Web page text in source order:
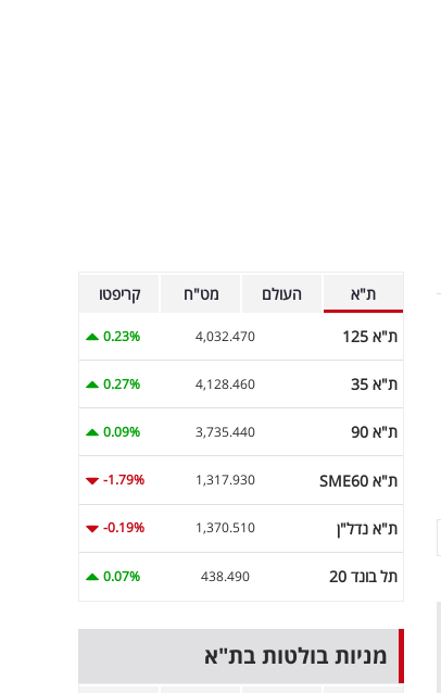
ת"א העולם מט"ח קריפטו
ת"א 125 4,032.470
0.23%
ת"א 35 4,128.460
0.27%
ת"א 90 3,735.440
0.09%
ת"א SME60 1,317.930
-1.79%
ת"א נדל"ן 1,370.510
-0.19%
תל בונד 20 438.490
0.07%
מניות בולטות בת"א